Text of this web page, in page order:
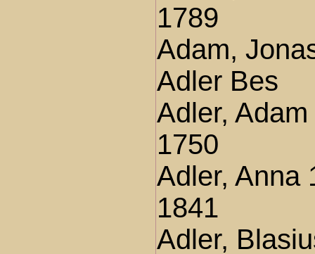
1789
Adam,
Adler Bes
Adler,
1750
Adler, Anna
1841
Adler,